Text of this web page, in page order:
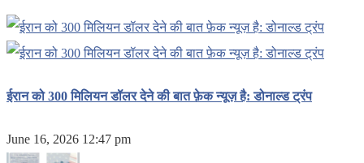
ईरान को 300 मिलियन डॉलर देने की बात फ़ेक न्यूज़ है: डोनाल्ड ट्रंप
June 16, 2026 12:47 pm